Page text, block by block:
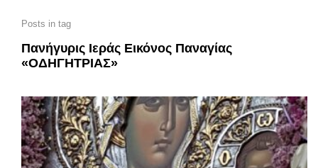
Posts in tag
Πανήγυρις Ιεράς Εικόνος Παναγίας
«ΟΔΗΓΗΤΡΙΑΣ»